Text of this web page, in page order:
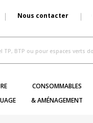
Nous contacter
CONSOMMABLES
& AMÉNAGEMENT